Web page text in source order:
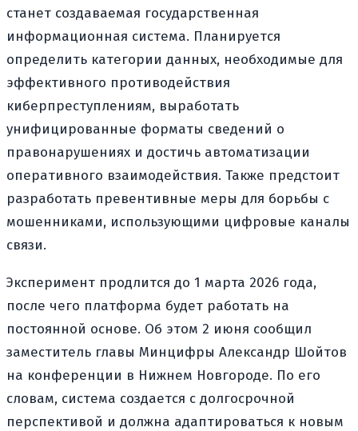
станет создаваемая государственная
информационная система. Планируется
определить категории данных, необходимые для
эффективного противодействия
киберпреступлениям, выработать
унифицированные форматы сведений о
правонарушениях и достичь автоматизации
оперативного взаимодействия. Также предстоит
разработать превентивные меры для борьбы с
мошенниками, использующими цифровые каналы
связи.
Эксперимент продлится до 1 марта 2026 года,
после чего платформа будет работать на
постоянной основе. Об этом 2 июня сообщил
заместитель главы Минцифры Александр Шойтов
на конференции в Нижнем Новгороде. По его
словам, система создается с долгосрочной
перспективой и должна адаптироваться к новым